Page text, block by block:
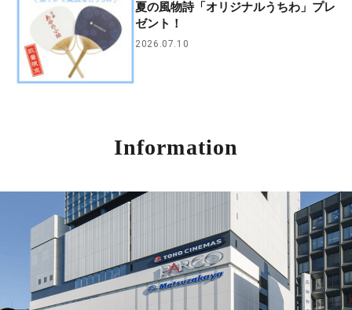
夏の風物詩「オリジナルうちわ」プレ
ゼント！
2026.07.10
Information